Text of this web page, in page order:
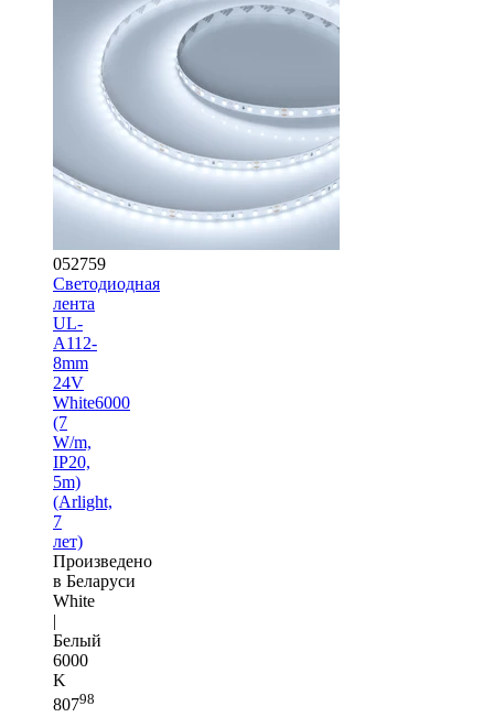
052759
Светодиодная
лента
UL-
A112-
8mm
24V
White6000
(7
W/m,
IP20,
5m)
(Arlight,
7
лет)
Произведено
в Беларуси
White
|
Белый
6000
K
80798